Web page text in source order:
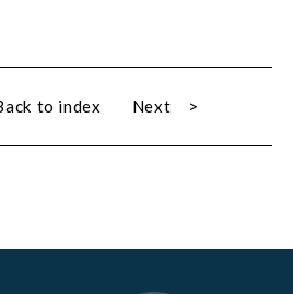
to index Next >